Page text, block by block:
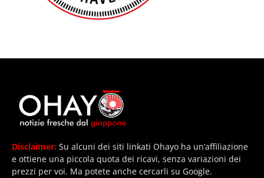
Disclaimer: Su alcuni dei siti linkati Ohayo ha un’affiliazione
e ottiene una piccola quota dei ricavi, senza variazioni dei
prezzi per voi. Ma potete anche cercarli su Google.